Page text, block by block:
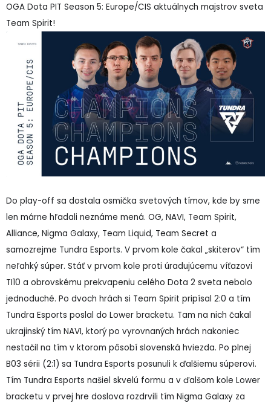
OGA Dota PIT Season 5: Europe/CIS aktuálnych majstrov sveta
Team Spirit!
Do play-off sa dostala osmička svetových tímov, kde by sme
len márne hľadali neznáme mená. OG, NAVI, Team Spirit,
Alliance, Nigma Galaxy, Team Liquid, Team Secret a
samozrejme Tundra Esports. V prvom kole čakal „skiterov“ tím
neľahký súper. Stáť v prvom kole proti úradujúcemu víťazovi
TI10 a obrovskému prekvapeniu celého Dota 2 sveta nebolo
jednoduché. Po dvoch hrách si Team Spirit pripísal 2:0 a tím
Tundra Esports poslal do Lower bracketu. Tam na nich čakal
ukrajinský tím NAVI, ktorý po vyrovnaných hrách nakoniec
nestačil na tím v ktorom pôsobí slovenská hviezda. Po plnej
B03 sérii (2:1) sa Tundra Esports posunuli k ďalšiemu súperovi.
Tím Tundra Esports našiel skvelú formu a v ďalšom kole Lower
bracketu v prvej hre doslova rozdrvili tím Nigma Galaxy za